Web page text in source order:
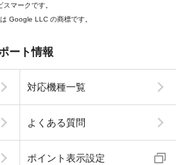
マークです。
Google LLC の商標です。
ート情報
対応機種一覧
よくある質問
ポイント表示設定